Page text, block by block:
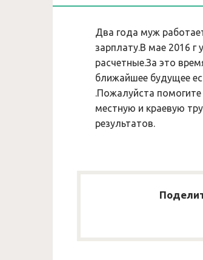
Два года муж
зарплату.В мае 2016
расчетные.За это
ближайшее будущее
.Пожалуйста
местную и краевую
результатов.